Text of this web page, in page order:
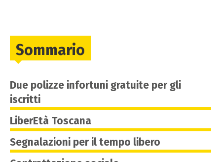
Sommario
Due polizze infortuni gratuite per gli
iscritti
LiberEtà Toscana
Segnalazioni per il tempo libero